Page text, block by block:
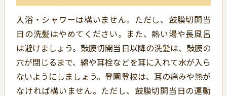
入浴・シャワーは構いません。ただし、鼓膜切開当
日の洗髪はやめてください。また、熱い湯や長風呂
は避けましょう。鼓膜切開当日以降の洗髪は、鼓膜の
穴が閉じるまで、綿や耳栓などを耳に入れて水が入ら
ないようにしましょう。登園登校は、耳の痛みや熱が
なければ構いません。ただし、鼓膜切開当日の運動